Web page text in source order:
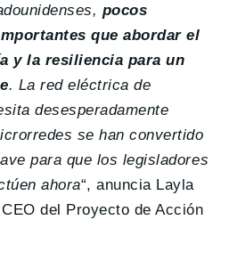
pocos
que abordar el
y la resiliencia para un
. La red eléctrica de
desesperadamente
se han convertido
para que los legisladores
ahora“, anuncia Layla
del Proyecto de Acción